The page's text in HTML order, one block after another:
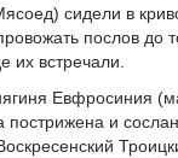
сидели в
послов до
их встречали.
Евфросиния
пострижена и